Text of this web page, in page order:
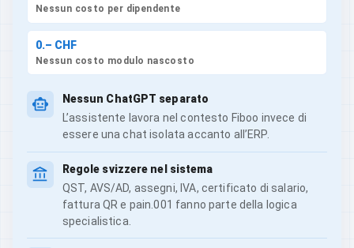
Nessun costo per dipendente
0.– CHF
Nessun costo modulo nascosto
Nessun ChatGPT separato
L’assistente lavora nel contesto Fiboo invece di
essere una chat isolata accanto all’ERP.
Regole svizzere nel sistema
QST, AVS/AD, assegni, IVA, certificato di salario,
fattura QR e pain.001 fanno parte della logica
specialistica.